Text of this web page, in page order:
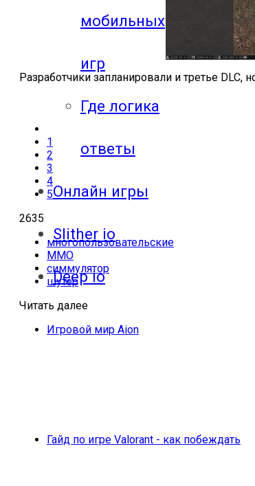
мобильных
игр
Где логика
ответы
Онлайн игры
Slither io
Deep io
Разработчики запланировали и третье
1
2
3
4
5
2635
многопользовательские
MMO
симмулятор
шутер
Читать далее
Игровой мир Aion
Гайд по игре Valorant - как побеждать